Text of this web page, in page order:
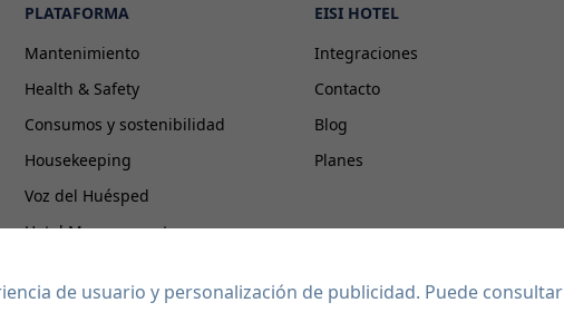
PLATAFORMA
Mantenimiento
Health & Safety
Consumos y sostenibilidad
Housekeeping
Voz del Huésped
Hotel Management
EISI HOTEL
Integraciones
Contacto
Blog
Planes
de usuario y personalización de publicidad. Puede consultar